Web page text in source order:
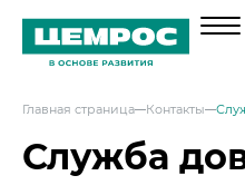
Главная страница Контакты
Служба
О компании
Менеджмент